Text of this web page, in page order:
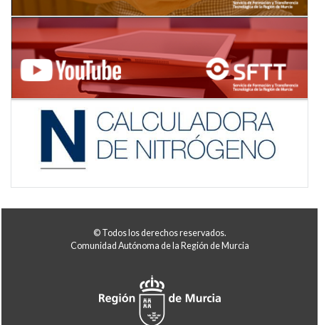
© Todos los derechos reservados.
Comunidad Autónoma de la Región de Murcia